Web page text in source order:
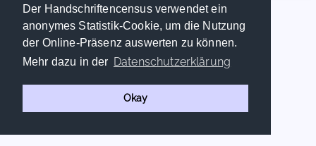
Der Handschriftencensus verwendet ein
anonymes Statistik-Cookie, um die Nutzung
der Online-Präsenz auswerten zu können.
Mehr dazu in der Datenschutzerklärung
Okay